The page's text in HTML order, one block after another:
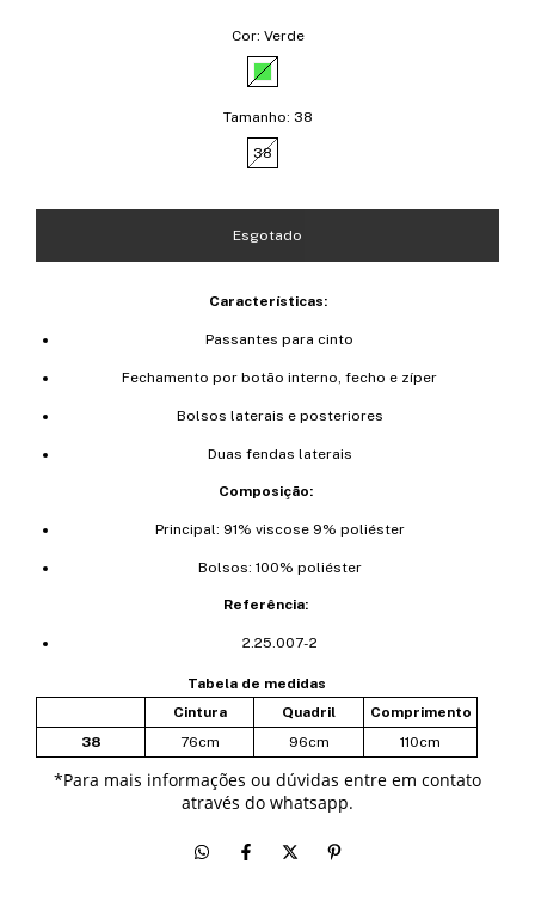
Cor: Verde
Tamanho: 38
38
Características:
Passantes para cinto
Fechamento por botão interno, fecho e zíper
Bolsos laterais e posteriores
Duas fendas laterais
Composição:
Principal: 91% viscose 9% poliéster
Bolsos: 100% poliéster
Referência:
2.25.007-2
Tabela de medidas
Cintura
Quadril
Comprimento
38
76cm 96cm 110cm
*Para mais informações ou dúvidas entre em contato
através do whatsapp.